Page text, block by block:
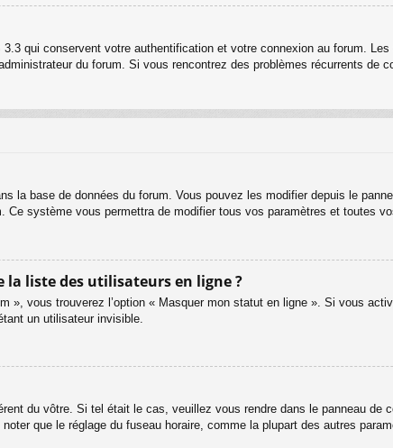
qui conservent votre authentification et votre connexion au forum.
du forum. Si vous rencontrez des problèmes récurrents de
base de données du forum. Vous pouvez les modifier depuis le
Ce système vous permettra de modifier tous vos paramètres et toutes
la liste des utilisateurs en ligne ?
», vous trouverez l’option « Masquer mon statut en ligne ». Si vous
un utilisateur invisible.
du vôtre. Si tel était le cas, veuillez vous rendre dans le panneau
que le réglage du fuseau horaire, comme la plupart des autres